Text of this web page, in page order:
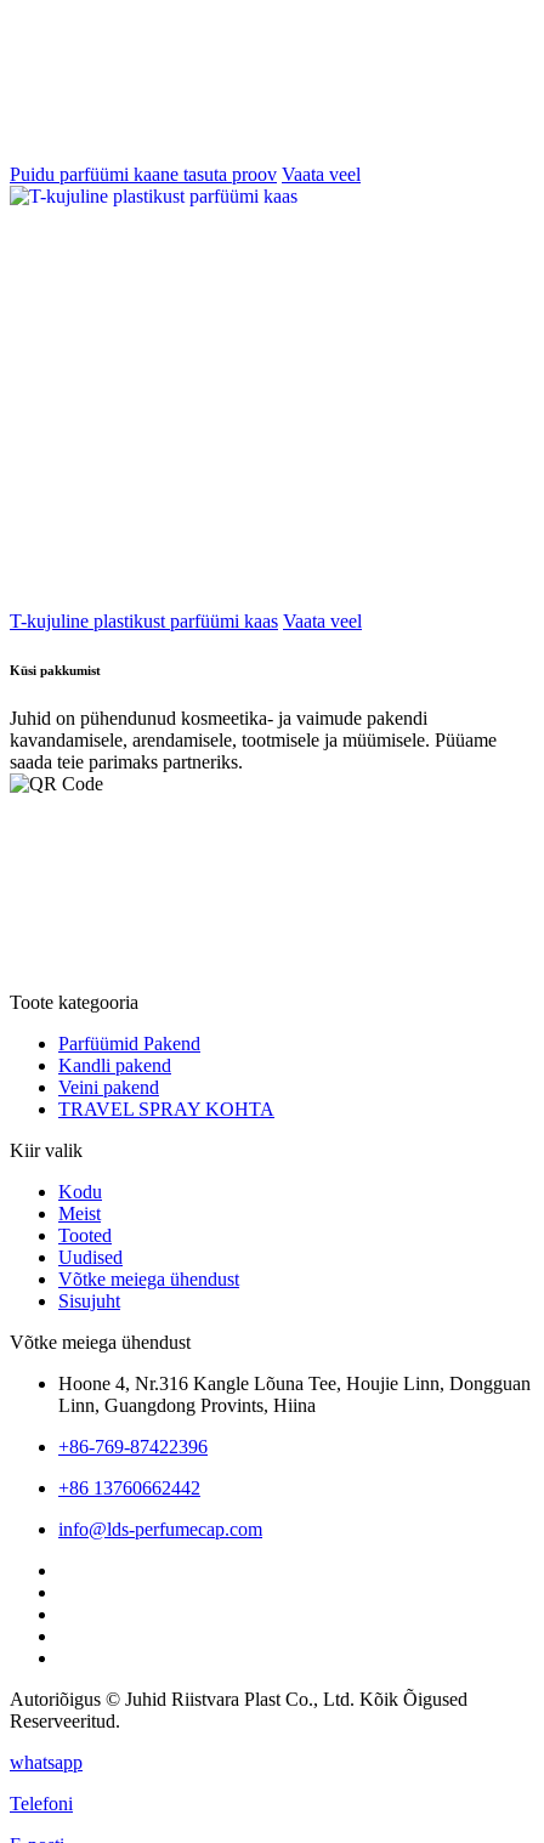
Puidu parfüümi kaane tasuta proov Vaata veel
T-kujuline plastikust parfüümi kaas Vaata veel
Küsi pakkumist
Juhid on pühendunud kosmeetika- ja vaimude pakendi
kavandamisele, arendamisele, tootmisele ja müümisele. Püüame
saada teie parimaks partneriks.
Toote kategooria
Parfüümid Pakend
Kandli pakend
Veini pakend
TRAVEL SPRAY KOHTA
Kiir valik
Kodu
Meist
Tooted
Uudised
Võtke meiega ühendust
Sisujuht
Võtke meiega ühendust
Hoone 4, Nr.316 Kangle Lõuna Tee, Houjie Linn, Dongguan
Linn, Guangdong Provints, Hiina
+86-769-87422396
+86 13760662442
info@lds-perfumecap.com
Autoriõigus © Juhid Riistvara Plast Co., Ltd. Kõik Õigused
Reserveeritud.
whatsapp
Telefoni